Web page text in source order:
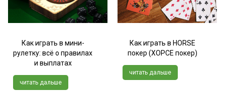
Как играть в мини-
рулетку: всё о правилах
и выплатах
читать дальше
Как играть в HORSE
покер (ХОРСЕ покер)
читать дальше